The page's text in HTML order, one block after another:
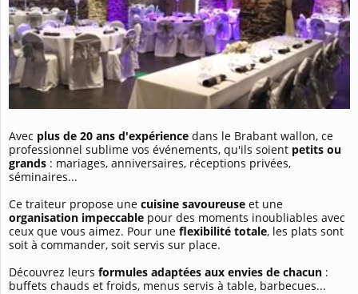
Avec plus de 20 ans d'expérience dans le Brabant wallon, ce
professionnel sublime vos événements, qu'ils soient petits ou
grands : mariages, anniversaires, réceptions privées,
séminaires...
Ce traiteur propose une cuisine savoureuse et une
organisation impeccable pour des moments inoubliables avec
ceux que vous aimez. Pour une flexibilité totale, les plats sont
soit à commander, soit servis sur place.
Découvrez leurs formules adaptées aux envies de chacun :
buffets chauds et froids, menus servis à table, barbecues...